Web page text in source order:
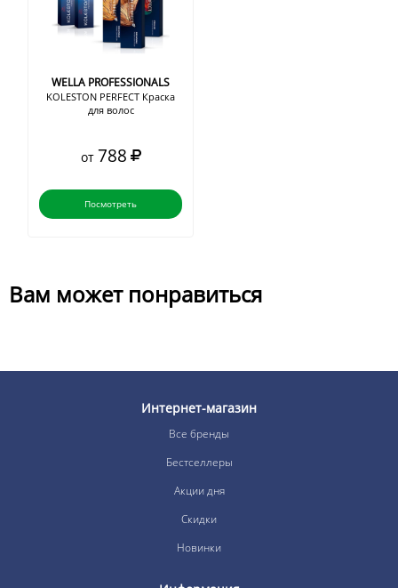
WELLA PROFESSIONALS
KOLESTON PERFECT Краска
для волос
от 788
Посмотреть
Вам может понравиться
Интернет-магазин
Все бренды
Бестселлеры
Акции дня
Скидки
Новинки